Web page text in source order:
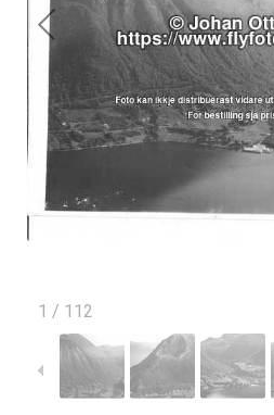
1 / 112